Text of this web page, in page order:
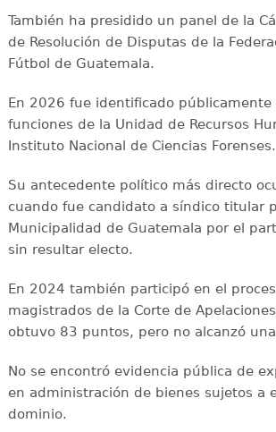
También ha presidido un panel de la
de Resolución de Disputas de la
Fútbol de Guatemala.
En 2026 fue identificado públicamente
funciones de la Unidad de Recursos
Instituto Nacional de Ciencias Forenses.
Su antecedente político más directo
cuando fue candidato a síndico titular
Municipalidad de Guatemala por el
sin resultar electo.
En 2024 también participó en el
magistrados de la Corte de
obtuvo 83 puntos, pero no alcanzó
No se encontró evidencia pública de
en administración de bienes sujetos a
dominio.